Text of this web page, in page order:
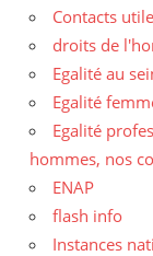
Contacts
droits de
Egalité au
Egalité
Egalité
hommes, nos
ENAP
flash info
Instances